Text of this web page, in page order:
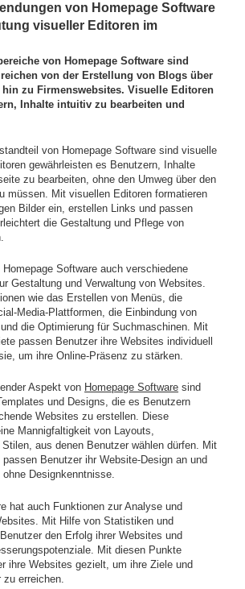
von Homepage Software
visueller Editoren im
von Homepage Software sind
von der Erstellung von Blogs über
zu Firmenswebsites. Visuelle Editoren
Inhalte intuitiv zu bearbeiten und
von Homepage Software sind visuelle
gewährleisten es Benutzern, Inhalte
zu bearbeiten, ohne den Umweg über den
müssen. Mit visuellen Editoren formatieren
Bilder ein, erstellen Links und passen
die Gestaltung und Pflege von
Homepage Software auch verschiedene
Gestaltung und Verwaltung von Websites.
wie das Erstellen von Menüs, die
Media-Plattformen, die Einbindung von
die Optimierung für Suchmaschinen. Mit
passen Benutzer ihre Websites individuell
um ihre Online-Präsenz zu stärken.
Aspekt von Homepage Software sind
und Designs, die es Benutzern
Websites zu erstellen. Diese
Mannigfaltigkeit von Layouts,
aus denen Benutzer wählen dürfen. Mit
Benutzer ihr Website-Design an und
Designkenntnisse.
hat auch Funktionen zur Analyse und
Mit Hilfe von Statistiken und
den Erfolg ihrer Websites und
Mit diesen Punkte
ihre Websites gezielt, um ihre Ziele und
erreichen.